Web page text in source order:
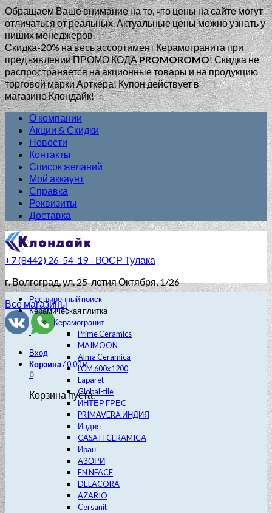
Обращаем Ваше внимание на то, что цены на сайте могут
отличаться от реальных. Актуальные цены можно узнать у
ниших менеджеров.
Скидка-20% на весь ассортимент Керамогранита при
предъявлении ПРОМО КОДАPROMOROMO!Скидка не
распространяется на акционные товары и на продукцию
торговой марки Арткера! Купон действует в
магазине Клондайк!
О компании
Акции & Скидки
Новости
Контакты
Список желаний
Мой аккаунт
Справка
Реквизиты
Доставка
+7 (8442) 26-54-19 - ВОСР Тулака
г. Волгоград, ул. 25-летия Октября, 1/26
Все магазины
Вход
Корзина/0.00₽
0
Корзина пуста.
Расширенный поиск
Керамическая плитка
Керамогранит
Prime Ceramics
MAIMOON
Alma Ceramica
LCM 600х1200
Laparet
Global-tile
ИНТЕР ГРЕС
PRIMAVERA ИНДИЯ
Индия
CASATI CERAMICA
Иран
АЗОРИ
EN NFACE
DELACORA
AZARIO
Cersanit